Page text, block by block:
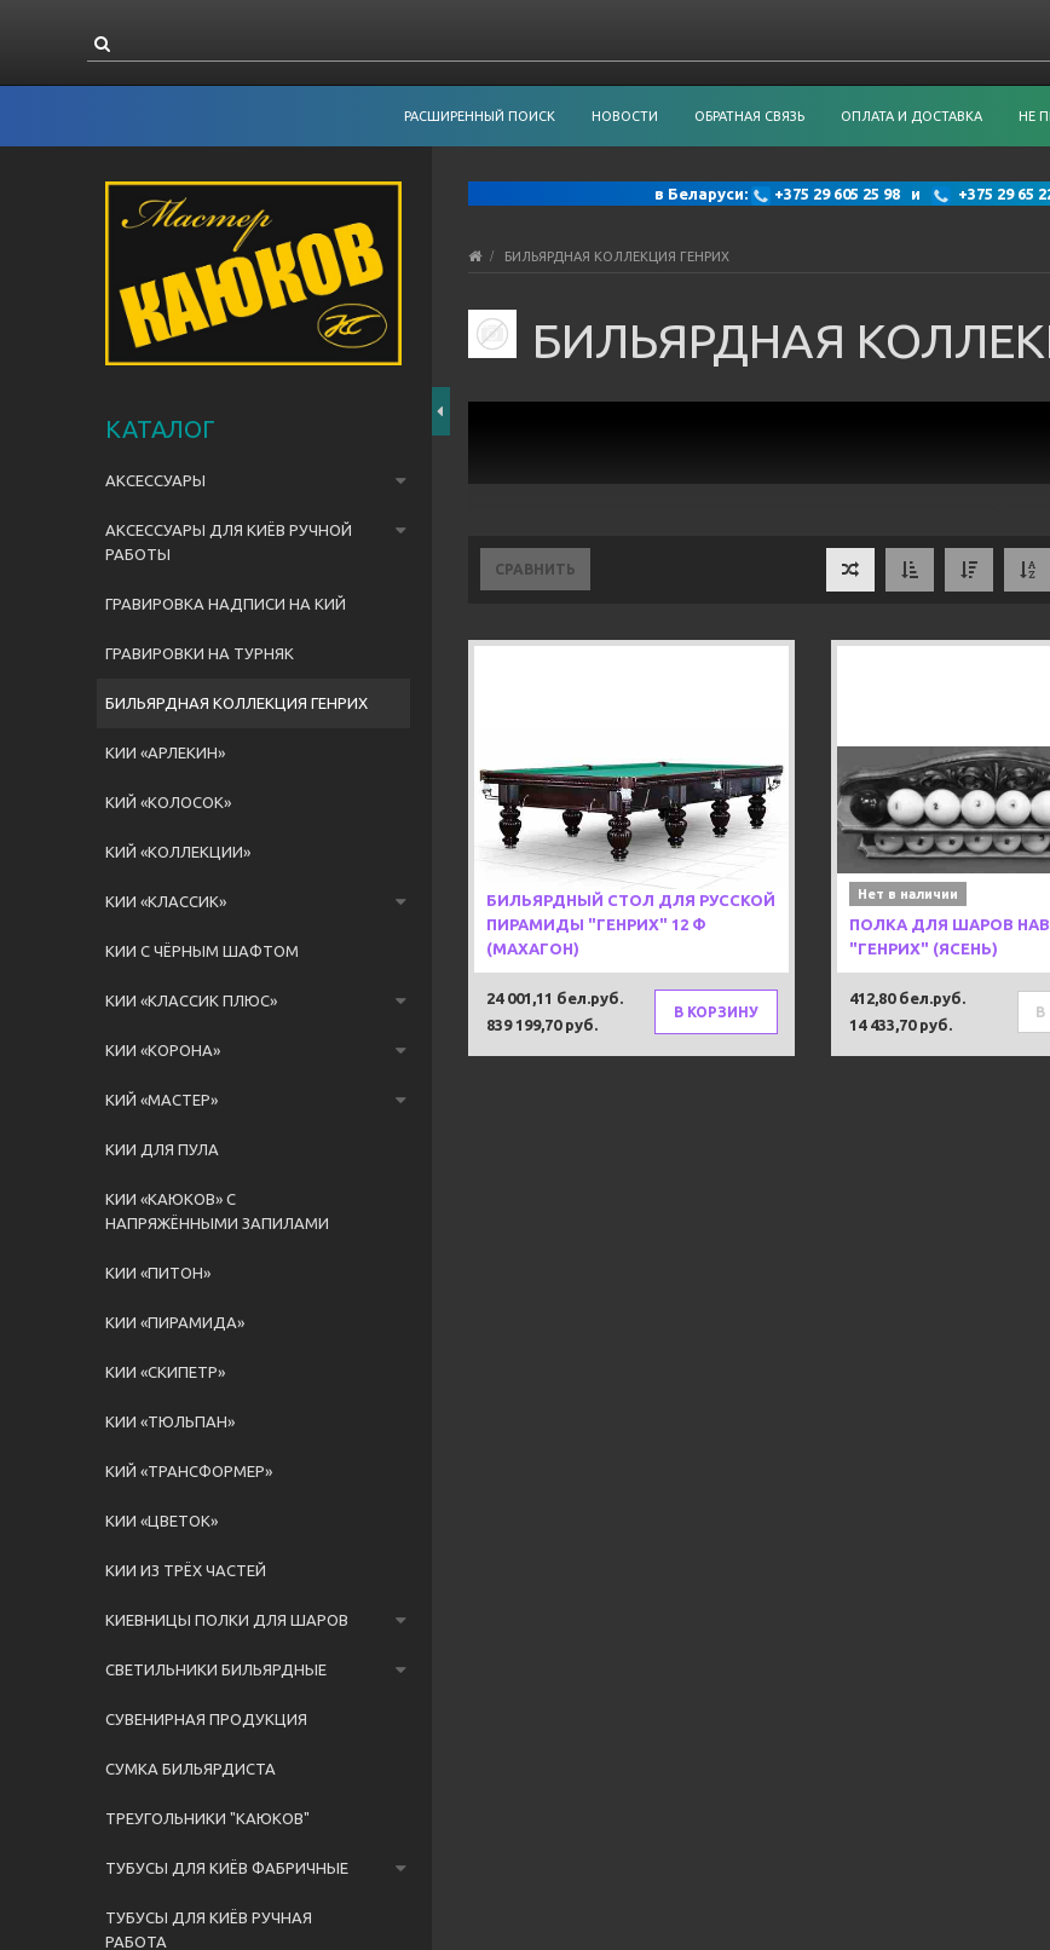
РАСШИРЕННЫЙ ПОИСК НОВОСТИ ОБРАТНАЯ СВЯЗЬ ОПЛАТА И ДОСТАВКА НЕ
КАТАЛОГ
АКСЕССУАРЫ
АКСЕССУАРЫ ДЛЯ КИЁВ РУЧНОЙ
РАБОТЫ
ГРАВИРОВКА НАДПИСИ НА КИЙ
ГРАВИРОВКИ НА ТУРНЯК
БИЛЬЯРДНАЯ КОЛЛЕКЦИЯ ГЕНРИХ
КИИ «АРЛЕКИН»
КИЙ «КОЛОСОК»
КИЙ «КОЛЛЕКЦИИ»
КИИ «КЛАССИК»
КИИ С ЧЁРНЫМ ШАФТОМ
КИИ «КЛАССИК ПЛЮС»
КИИ «КОРОНА»
КИЙ «МАСТЕР»
КИИ ДЛЯ ПУЛА
КИИ «КАЮКОВ» С
НАПРЯЖЁННЫМИ ЗАПИЛАМИ
КИИ «ПИТОН»
КИИ «ПИРАМИДА»
КИИ «СКИПЕТР»
КИИ «ТЮЛЬПАН»
КИЙ «ТРАНСФОРМЕР»
КИИ «ЦВЕТОК»
КИИ ИЗ ТРЁХ ЧАСТЕЙ
КИЕВНИЦЫ ПОЛКИ ДЛЯ ШАРОВ
СВЕТИЛЬНИКИ БИЛЬЯРДНЫЕ
СУВЕНИРНАЯ ПРОДУКЦИЯ
СУМКА БИЛЬЯРДИСТА
ТРЕУГОЛЬНИКИ "КАЮКОВ"
ТУБУСЫ ДЛЯ КИЁВ ФАБРИЧНЫЕ
ТУБУСЫ ДЛЯ КИЁВ РУЧНАЯ
РАБОТА
в Беларуси: +375 29 605 25 98 и +375 29
БИЛЬЯРДНАЯ КОЛЛЕКЦИЯ ГЕНРИХ
БИЛЬЯРДНАЯ
СРАВНИТЬ
Новинка В наличии!
БИЛЬЯРДНЫЙ СТОЛ ДЛЯ РУССКОЙ
ПИРАМИДЫ "ГЕНРИХ" 12 Ф
(МАХАГОН)
24 001,11 бел.руб.
839 199,70 руб.
В КОРЗИНУ
Previous
Нет в наличии
ПОЛКА ДЛЯ ШАРОВ
"ГЕНРИХ" (ЯСЕНЬ)
412,80 бел.руб.
14 433,70 руб.
В